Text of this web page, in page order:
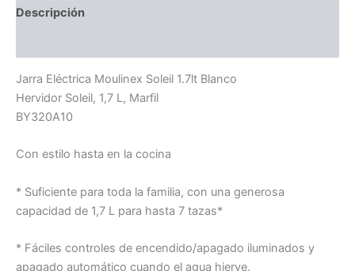
Descripción
Jarra Eléctrica Moulinex Soleil 1.7lt Blanco
Hervidor Soleil, 1,7 L, Marfil
BY320A10
Con estilo hasta en la cocina
* Suficiente para toda la familia, con una generosa
capacidad de 1,7 L para hasta 7 tazas*
* Fáciles controles de encendido/apagado iluminados y
apagado automático cuando el agua hierve.